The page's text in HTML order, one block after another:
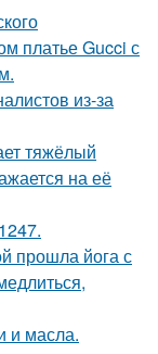
платье Gucci с
из-за
тяжёлый
на её
прошла йога с
и масла.